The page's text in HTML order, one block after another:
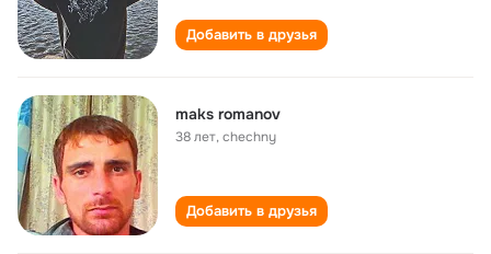
Добавить в друзья
maks romanov
38 лет,chechny
Добавить в друзья